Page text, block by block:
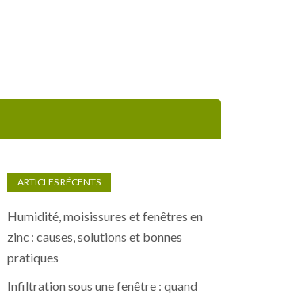
ARTICLES RÉCENTS
Humidité, moisissures et fenêtres en
zinc : causes, solutions et bonnes
pratiques
Infiltration sous une fenêtre : quand